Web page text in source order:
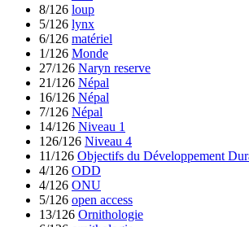
8/126 loup
5/126 lynx
6/126 matériel
1/126 Monde
27/126 Naryn reserve
21/126 Népal
16/126 Népal
7/126 Népal
14/126 Niveau 1
126/126 Niveau 4
11/126 Objectifs du Développement
4/126 ODD
4/126 ONU
5/126 open access
13/126 Ornithologie